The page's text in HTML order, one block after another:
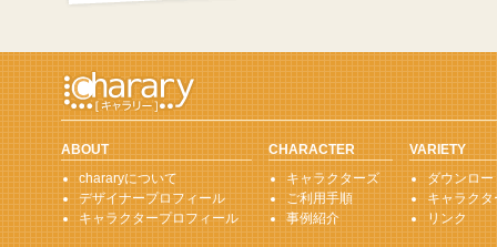
ABOUT
chararyについて
デザイナープロフィール
キャラクタープロフィール
CHARACTER
キャラクターズ
ご利用手順
事例紹介
VARIETY
ダウンロ
キャラク
リンク